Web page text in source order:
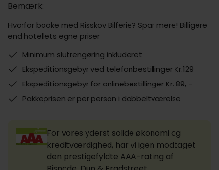
Bemærk:
Hvorfor booke med Risskov Bilferie? Spar mere! Billigere
end hotellets egne priser
Minimum slutrengøring inkluderet
Ekspeditionsgebyr ved telefonbestillinger Kr.129
Ekspeditionsgebyr for onlinebestillinger Kr. 89, -
Pakkeprisen er per person i dobbeltværelse
For vores yderst solide økonomi og
kreditværdighed, har vi igen modtaget
den prestigefyldte AAA-rating af